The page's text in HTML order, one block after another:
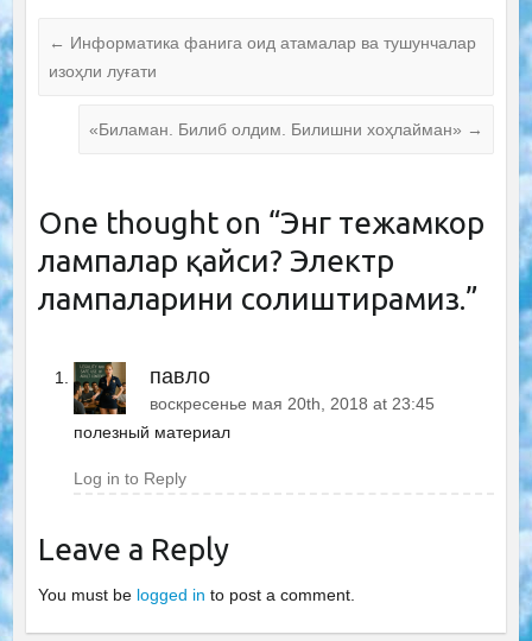
← Информатика фанига оид атамалар ва тушунчалар
изоҳли луғати
«Биламан. Билиб олдим. Билишни хоҳлайман» →
One thought on “Энг тежамкор
лампалар қайси? Электр
лампаларини солиштирамиз.”
павло
воскресенье мая 20th, 2018 at 23:45
полезный материал
Log in to Reply
Leave a Reply
You must be logged in to post a comment.